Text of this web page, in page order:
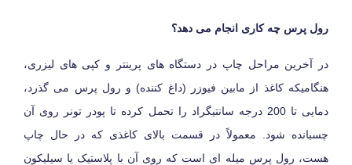
رول پرس چه کاری انجام می دهد؟
در آخرین مراحل چاپ در دستگاه های پرینتر و کپی های لیزری،
هنگامیکه کاغذ از مابین فیوزر (داغ کننده) و رول پرس می گذرد،
دمایی تا 200 درجه سانتیگراد را تحمل کرده تا پودر تونر روی آن
چسبانده شود. معمولاً در قسمت بالای کاغذی که در حال چاپ
هست، رول پرس میله ای است که روی آن با پلاستیک یا سیلیکون